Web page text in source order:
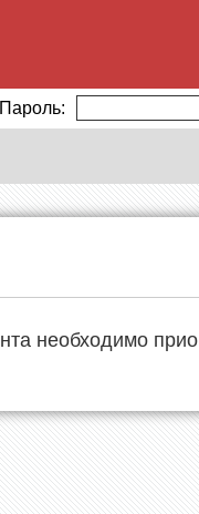
Пароль:
необходимо